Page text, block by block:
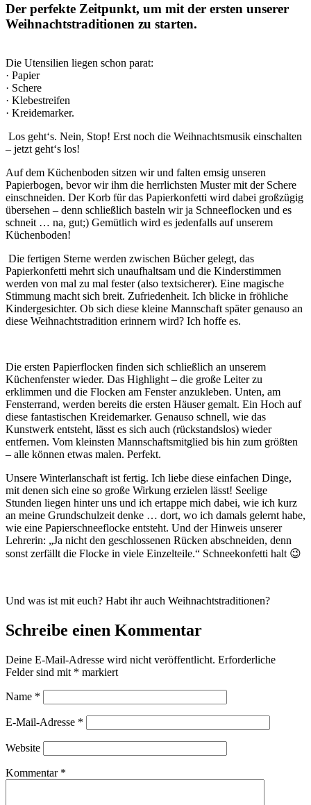
Der perfekte Zeitpunkt, um mit der ersten unserer
Weihnachtstraditionen zu starten.
Die Utensilien liegen schon parat:
· Papier
· Schere
· Klebestreifen
· Kreidemarker.
Los geht‘s. Nein, Stop! Erst noch die Weihnachtsmusik einschalten
– jetzt geht‘s los!
Auf dem Küchenboden sitzen wir und falten emsig unseren
Papierbogen, bevor wir ihm die herrlichsten Muster mit der Schere
einschneiden. Der Korb für das Papierkonfetti wird dabei großzügig
übersehen – denn schließlich basteln wir ja Schneeflocken und es
schneit … na, gut;) Gemütlich wird es jedenfalls auf unserem
Küchenboden!
Die fertigen Sterne werden zwischen Bücher gelegt, das
Papierkonfetti mehrt sich unaufhaltsam und die Kinderstimmen
werden von mal zu mal fester (also textsicherer). Eine magische
Stimmung macht sich breit. Zufriedenheit. Ich blicke in fröhliche
Kindergesichter. Ob sich diese kleine Mannschaft später genauso an
diese Weihnachtstradition erinnern wird? Ich hoffe es.
Die ersten Papierflocken finden sich schließlich an unserem
Küchenfenster wieder. Das Highlight – die große Leiter zu
erklimmen und die Flocken am Fenster anzukleben. Unten, am
Fensterrand, werden bereits die ersten Häuser gemalt. Ein Hoch auf
diese fantastischen Kreidemarker. Genauso schnell, wie das
Kunstwerk entsteht, lässt es sich auch (rückstandslos) wieder
entfernen. Vom kleinsten Mannschaftsmitglied bis hin zum größten
– alle können etwas malen. Perfekt.
Unsere Winterlanschaft ist fertig. Ich liebe diese einfachen Dinge,
mit denen sich eine so große Wirkung erzielen lässt! Seelige
Stunden liegen hinter uns und ich ertappe mich dabei, wie ich kurz
an meine Grundschulzeit denke … dort, wo ich damals gelernt habe,
wie eine Papierschneeflocke entsteht. Und der Hinweis unserer
Lehrerin: „Ja nicht den geschlossenen Rücken abschneiden, denn
sonst zerfällt die Flocke in viele Einzelteile.“ Schneekonfetti halt 😉
Und was ist mit euch? Habt ihr auch Weihnachtstraditionen?
Schreibe einen Kommentar
Deine E-Mail-Adresse wird nicht veröffentlicht. Erforderliche
Felder sind mit * markiert
Name *
E-Mail-Adresse *
Website
Kommentar *